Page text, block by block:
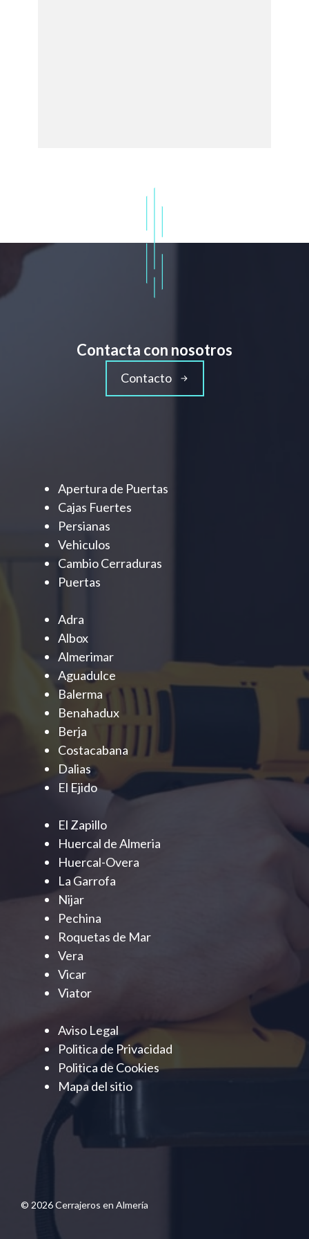
Contacta con nosotros
Contacto
Apertura de Puertas
Cajas Fuertes
Persianas
Vehiculos
Cambio Cerraduras
Puertas
Adra
Albox
Almerimar
Aguadulce
Balerma
Benahadux
Berja
Costacabana
Dalias
El Ejido
El Zapillo
Huercal de Almeria
Huercal-Overa
La Garrofa
Nijar
Pechina
Roquetas de Mar
Vera
Vicar
Viator
Aviso Legal
Politica de Privacidad
Politica de Cookies
Mapa del sitio
© 2026 Cerrajeros en Almería